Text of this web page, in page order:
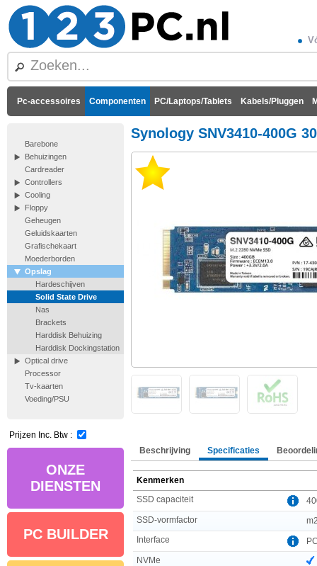
Pc-accessoires Componenten PC/Laptops/Tablets Kabels/Pluggen
Barebone
Behuizingen
Cardreader
Controllers
Cooling
Floppy
Geheugen
Geluidskaarten
Grafischekaart
Moederborden
Opslag
Hardeschijven
Solid State Drive
Nas
Brackets
Harddisk Behuizing
Harddisk Dockingstation
Optical drive
Processor
Tv-kaarten
Voeding/PSU
Prijzen Inc. Btw :
ONZE
DIENSTEN
PC BUILDER
Synology SNV3410-400G
Beschrijving Specificaties
Kenmerken
SSD capaciteit
SSD-vormfactor
Interface
NVMe